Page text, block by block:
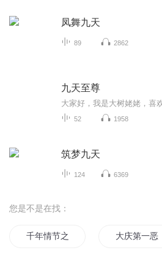
凤舞九天
89 2862
九天至尊
52 1958
筑梦九天
124 6369
您是不是在找：
千年情节之三生三世 大庆第一恶